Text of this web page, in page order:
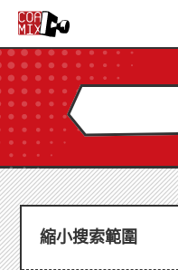
縮小搜索範圍